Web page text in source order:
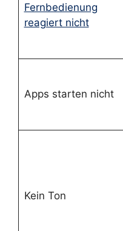
Fernbedienung
reagiert nicht
Apps starten nicht
Kein Ton